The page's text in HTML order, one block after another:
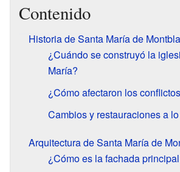
Contenido
Historia de Santa María de
¿Cuándo se construyó la
María?
¿Cómo afectaron los
Cambios y restauraciones a
Arquitectura de Santa María de
¿Cómo es la fachada